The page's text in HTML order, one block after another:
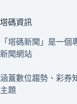
塔碼資訊
「塔碼新聞」是一
新聞網站
涵蓋數位趨勢、彩券
主題